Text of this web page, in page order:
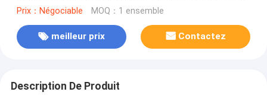
Prix：Négociable MOQ：1 ensemble
meilleur prix Contactez
Description De Produit